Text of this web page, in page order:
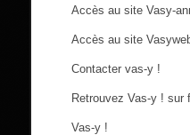
Accès au site Vasy-
Accès au site
Contacter vas-y !
Retrouvez Vas-y ! sur
Vas-y !